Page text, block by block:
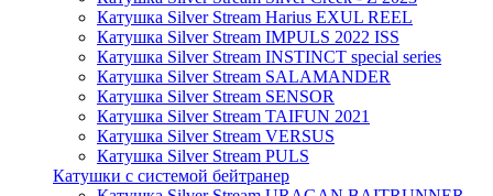
Катушка Silver Stream Harius EXUL REEL
Катушка Silver Stream IMPULS 2022 ISS
Катушка Silver Stream INSTINCT special series
Катушка Silver Stream SALAMANDER
Катушка Silver Stream SENSOR
Катушка Silver Stream TAIFUN 2021
Катушка Silver Stream VERSUS
Катушка Silver Stream PULS
Катушки с системой бейтранер